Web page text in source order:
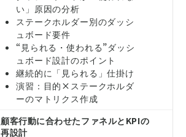
い」原因の分析
ステークホルダー別のダッシ
ュボード要件
“見られる・使われる”ダッシ
ュボード設計のポイント
継続的に「見られる」仕掛け
演習：目的×ステークホルダ
ーのマトリクス作成
顧客行動に合わせたファネルとKPIの
再設計